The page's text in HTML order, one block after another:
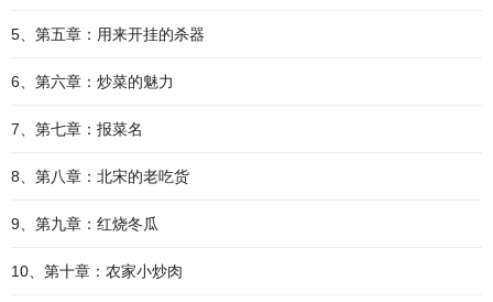
5、第五章：用来开挂的杀器
6、第六章：炒菜的魅力
7、第七章：报菜名
8、第八章：北宋的老吃货
9、第九章：红烧冬瓜
10、第十章：农家小炒肉